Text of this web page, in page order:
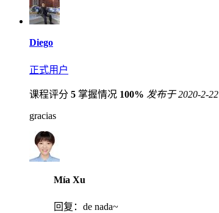
Diego
正式用户
课程评分 5 掌握情况 100% 发布于 2020-2-22
gracias
Mía Xu
回复： de nada~